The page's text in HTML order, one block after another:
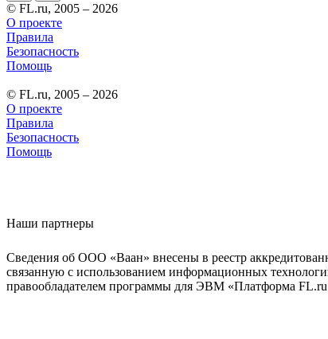
© FL.ru, 2005 – 2026
О проекте
Правила
Безопасность
Помощь
© FL.ru, 2005 – 2026
О проекте
Правила
Безопасность
Помощь
Наши партнеры
Сведения об ООО «Ваан» внесены в реестр
связанную с использованием информационных
правообладателем программы для ЭВМ «Платформа FL.ru